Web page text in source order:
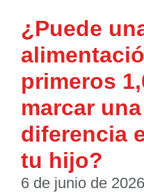
¿Puede
primeros
marcar
diferencia
tu hijo?
6 de junio de 2026